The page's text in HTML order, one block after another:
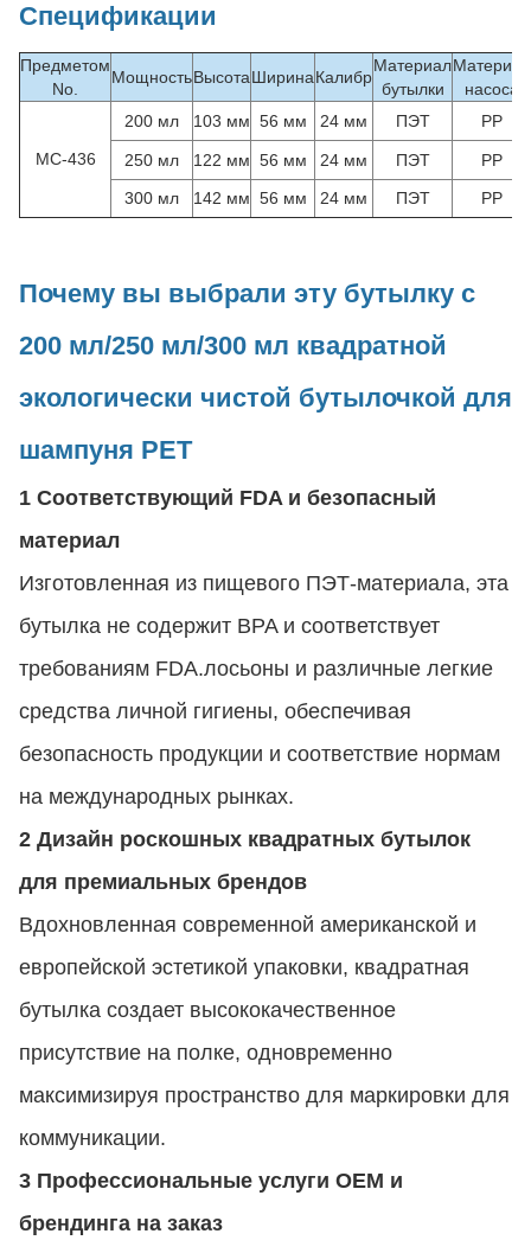
Спецификации
Предметом
No.
МощностьВысотаШиринаКалибр
Материал
бутылки
Материал
насоса
MC-436
200 мл 103 мм 56 мм 24 мм ПЭТ PP
250 мл 122 мм 56 мм 24 мм ПЭТ
PP
300 мл
142 мм 56 мм 24 мм ПЭТ PP
Почему вы выбрали эту бутылку с
200 мл/250 мл/300 мл квадратной
экологически чистой бутылочкой для
шампуня PET
1 Соответствующий FDA и безопасный
материал
Изготовленная из пищевого ПЭТ-материала, эта
бутылка не содержит BPA и соответствует
требованиям FDA.лосьоны и различные легкие
средства личной гигиены, обеспечивая
безопасность продукции и соответствие нормам
на международных рынках.
2 Дизайн роскошных квадратных бутылок
для премиальных брендов
Вдохновленная современной американской и
европейской эстетикой упаковки, квадратная
бутылка создает высококачественное
присутствие на полке, одновременно
максимизируя пространство для маркировки для
коммуникации.
3 Профессиональные услуги OEM и
брендинга на заказ